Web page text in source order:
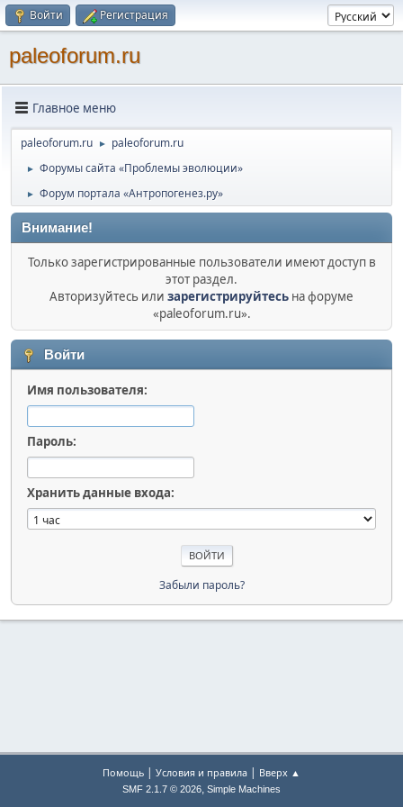
Войти Регистрация
paleoforum.ru
Главное меню
paleoforum.ru ► paleoforum.ru
► Форумы сайта «Проблемы эволюции»
► Форум портала «Антропогенез.ру»
Внимание!
Только зарегистрированные пользователи имеют доступ в
этот раздел.
Авторизуйтесь или зарегистрируйтесь на форуме
«paleoforum.ru».
Войти
Имя пользователя:
Пароль:
Хранить данные входа:
Забыли пароль?
Помощь | Условия и правила | Вверх ▲
SMF 2.1.7 © 2026, Simple Machines